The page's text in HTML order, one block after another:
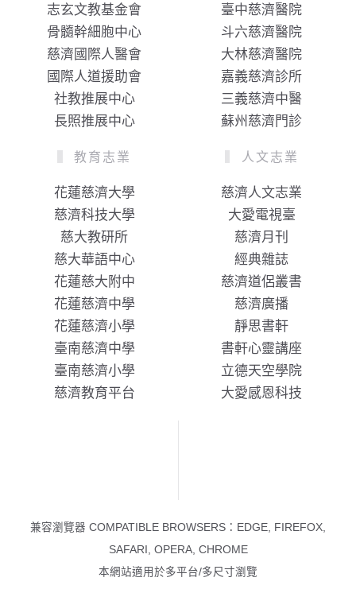
志玄文教基金會
骨髓幹細胞中心
慈濟國際人醫會
國際人道援助會
社教推展中心
長照推展中心
臺中慈濟醫院
斗六慈濟醫院
大林慈濟醫院
嘉義慈濟診所
三義慈濟中醫
蘇州慈濟門診
教育志業
花蓮慈濟大學
慈濟科技大學
慈大教研所
慈大華語中心
花蓮慈大附中
花蓮慈濟中學
花蓮慈濟小學
臺南慈濟中學
臺南慈濟小學
慈濟教育平台
人文志業
慈濟人文志業
大愛電視臺
慈濟月刊
經典雜誌
慈濟道侶叢書
慈濟廣播
靜思書軒
書軒心靈講座
立德天空學院
大愛感恩科技
兼容瀏覽器 COMPATIBLE BROWSERS：EDGE, FIREFOX,
SAFARI, OPERA, CHROME
本網站適用於多平台/多尺寸瀏覽